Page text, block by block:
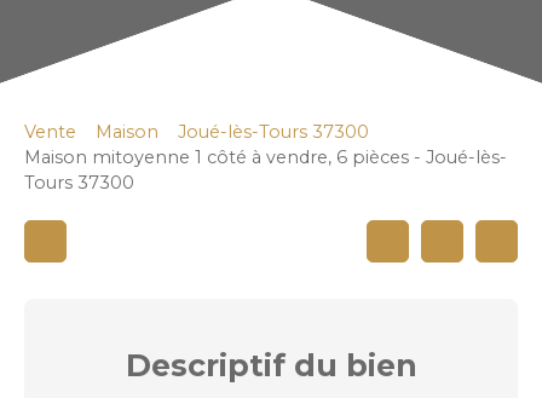
Vente Maison
Joué-lès-Tours 37300
Maison mitoyenne 1 côté à vendre, 6 pièces - Joué-lès-
Tours 37300
Descriptifdu bien